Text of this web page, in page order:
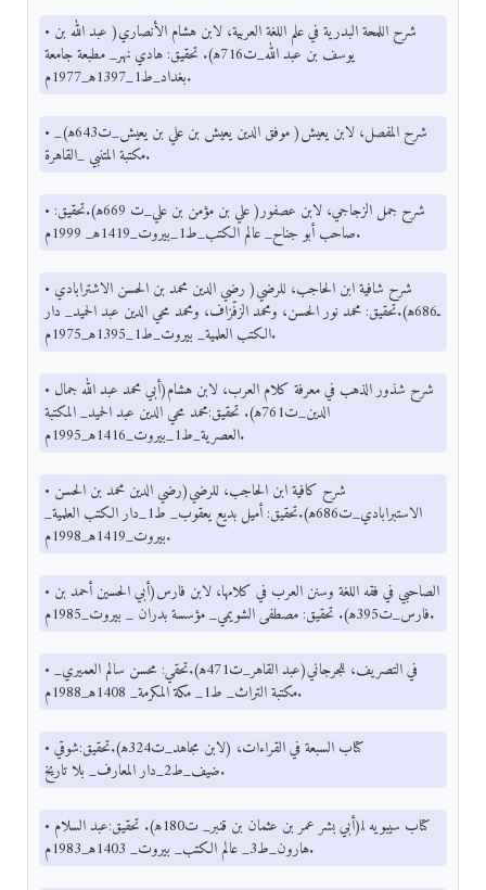
• شرح اللمحة البدرية في علم اللغة العربية، لابن هشام الأنصاري( عبد الله بن
يوسف بن عبد الله_ت716ﻫ). تحقيق: هادي نهر_ مطبعة جامعة
بغداد_ط1_1397ﻫ_1977م.
• شرح المفصل، لابن يعيش( موفق الدين يعيش بن علي بن يعيش_ت643ﻫ)_
مكتبة المتنبي _القاهرة.
• شرح جمل الزجاجي، لابن عصفور( علي بن مؤمن بن علي_ت 669ﻫ).تحقيق:
صاحب أبو جناح_ عالم الكتب_ط1_بيروت_1419ﻫ_ 1999م.
• شرح شافية ابن الحاجب، للرضي( رضي الدين محمد بن الحسن الاشترابادي
ـ686ﻫ).تحقيق: محمد نور الحسن، ومحمد الزفّزاف، ومحمد محي الدين عبد الحميد_ دار
الكتب العلمية_ بيروت_ط1_1395ﻫ_1975م.
• شرح شذور الذهب في معرفة كلام العرب، لابن هشام(أبي محمد عبد الله جمال
الدين_ت761ﻫ). تحقيق:محمد محي الدين عبد الحميد_ المكتبة
العصرية_ط1_بيروت_1416ﻫ_1995م.
• شرح كافية ابن الحاجب، للرضي(رضي الدين محمد بن الحسن
الاستبرابادي_ت686ﻫ).تحقيق: أميل بديع يعقوب_ ط1_دار الكتب العلمية_
بيروت_1419ﻫ_1998م.
• الصاحبي في فقه اللغة وسنن العرب في كلامها، لابن فارس(أبي الحسين أحمد بن
فارس_ت395ﻫ). تحقيق: مصطفى الشويمي_ مؤسسة بدران _ بيروت_1985م.
• في التصريف، للجرجاني(عبد القاهر_ت471ﻫ).تحقي: محسن سالم العميري_
مكتبة التراث_ ط1_ مكة المكرمة_ 1408ﻫ_1988م.
• كتاب السبعة في القراءات، (لابن مجاهد_ت324ﻫ).تحقيق:شوقي
ضيف_ط2_دار المعارف_ بلا تاريخ.
• كتاب سيبويه ﻠ(أبي بشر عمر بن عثمان بن قنبر_ ت180ﻫ). تحقيق:عبد السلام
هارون_ط3_ عالم الكتب_ بيروت_ 1403ﻫ_1983م.